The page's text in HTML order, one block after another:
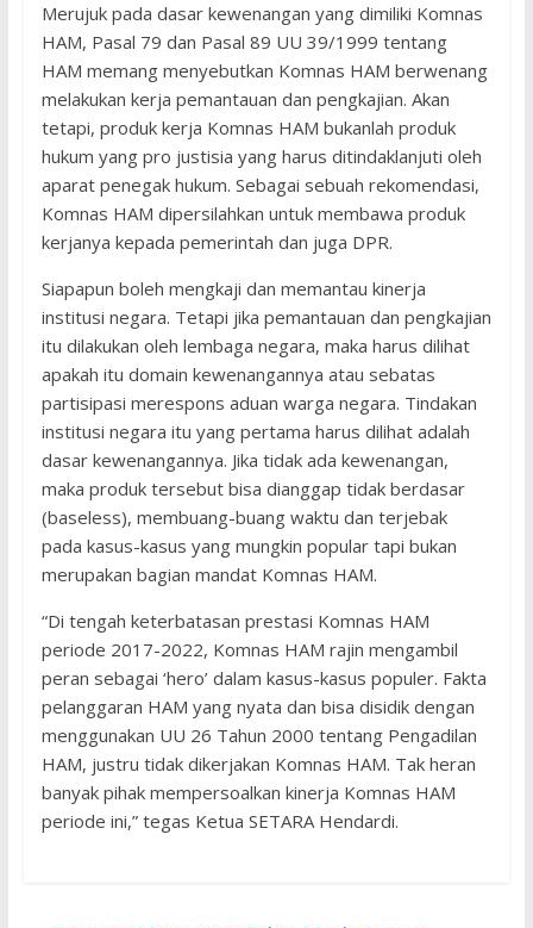
Merujuk pada dasar kewenangan yang dimiliki Komnas
HAM, Pasal 79 dan Pasal 89 UU 39/1999 tentang
HAM memang menyebutkan Komnas HAM berwenang
melakukan kerja pemantauan dan pengkajian. Akan
tetapi, produk kerja Komnas HAM bukanlah produk
hukum yang pro justisia yang harus ditindaklanjuti oleh
aparat penegak hukum. Sebagai sebuah rekomendasi,
Komnas HAM dipersilahkan untuk membawa produk
kerjanya kepada pemerintah dan juga DPR.
Siapapun boleh mengkaji dan memantau kinerja
institusi negara. Tetapi jika pemantauan dan pengkajian
itu dilakukan oleh lembaga negara, maka harus dilihat
apakah itu domain kewenangannya atau sebatas
partisipasi merespons aduan warga negara. Tindakan
institusi negara itu yang pertama harus dilihat adalah
dasar kewenangannya. Jika tidak ada kewenangan,
maka produk tersebut bisa dianggap tidak berdasar
(baseless), membuang-buang waktu dan terjebak
pada kasus-kasus yang mungkin popular tapi bukan
merupakan bagian mandat Komnas HAM.
“Di tengah keterbatasan prestasi Komnas HAM
periode 2017-2022, Komnas HAM rajin mengambil
peran sebagai ‘hero’ dalam kasus-kasus populer. Fakta
pelanggaran HAM yang nyata dan bisa disidik dengan
menggunakan UU 26 Tahun 2000 tentang Pengadilan
HAM, justru tidak dikerjakan Komnas HAM. Tak heran
banyak pihak mempersoalkan kinerja Komnas HAM
periode ini,” tegas Ketua SETARA Hendardi.